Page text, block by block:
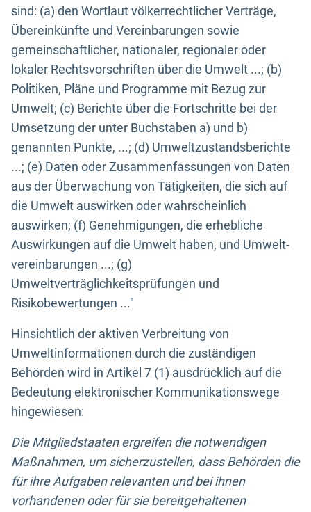
sind: (a) den Wortlaut völkerrechtlicher Verträge,
Übereinkünfte und Vereinbarungen sowie
gemeinschaftlicher, nationaler, regionaler oder
lokaler Rechtsvorschriften über die Umwelt ...; (b)
Politiken, Pläne und Programme mit Bezug zur
Umwelt; (c) Berichte über die Fortschritte bei der
Umsetzung der unter Buchstaben a) und b)
genannten Punkte, ...; (d) Umweltzustandsberichte
...; (e) Daten oder Zusammenfassungen von Daten
aus der Überwachung von Tätigkeiten, die sich auf
die Umwelt auswirken oder wahrscheinlich
auswirken; (f) Genehmigungen, die erhebliche
Auswirkungen auf die Umwelt haben, und Umwelt-
vereinbarungen ...; (g)
Umweltverträglichkeitsprüfungen und
Risikobewertungen ..."
Hinsichtlich der aktiven Verbreitung von
Umweltinformationen durch die zuständigen
Behörden wird in Artikel 7 (1) ausdrücklich auf die
Bedeutung elektronischer Kommunikationswege
hingewiesen:
Die Mitgliedstaaten ergreifen die notwendigen
Maßnahmen, um sicherzustellen, dass Behörden die
für ihre Aufgaben relevanten und bei ihnen
vorhandenen oder für sie bereitgehaltenen